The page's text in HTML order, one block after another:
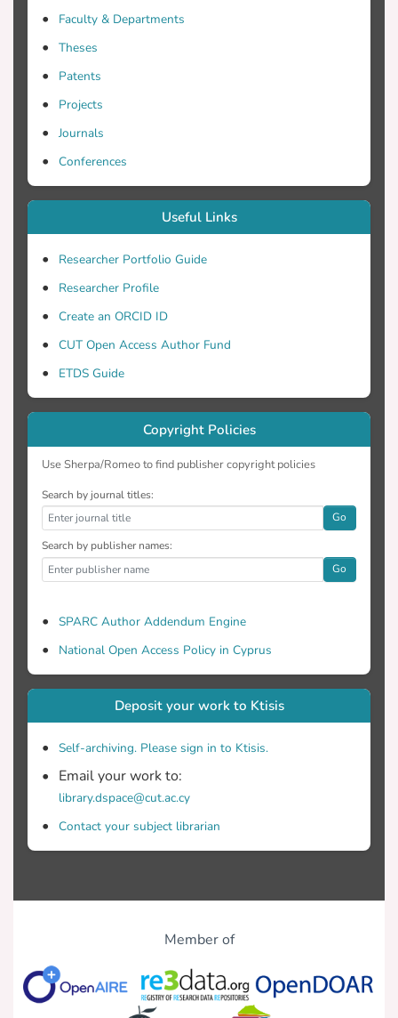
διεξήχθη στις ηλεκτρονικές βάσεις
δεδομένων
CINAHL, PubMed και SCOPUS. Στη
κλινικές δοκιμές οι οποίες έχουν
τη διάρκεια της εγκυμοσύνης και
συμπεριλαμβάνουν το είδος τοκετού. Η
επεξεργασία,
αναπαράσταση των δεδομένων
χρήση του λογισμικού Review Manager
version 5.3.
Αποτελέσματα: Έχουν εντοπιστεί και
συμπεριληφθεί στη μετανάλυση
δεκαεπτά
τυχαιοποιημένες κλινικές δοκιμές. Τα
άσκηση κατά
την εγκυμοσύνη αυξάνει την
πιθανότητα για φυσιολογικό τοκετό
εκτελείται σε μέτρια ένταση (σχετικός
κίνδυνος=1.08 [95% διάστημα
Faculty & Departments
Theses
Patents
Projects
Journals
Conferences
Useful Links
Researcher Portfolio Guide
Researcher Profile
Create an ORCID ID
CUT Open Access Author Fund
ETDS Guide
Copyright Policies
Use Sherpa/Romeo to find publisher copyright policies
Search by journal titles:
Go
Search by publisher names:
Go
SPARC Author Addendum Engine
National Open Access Policy in Cyprus
Deposit your work to Ktisis
Self-archiving. Please sign in to Ktisis.
Email your work to:
library.dspace@cut.ac.cy
Contact your subject librarian
Member of